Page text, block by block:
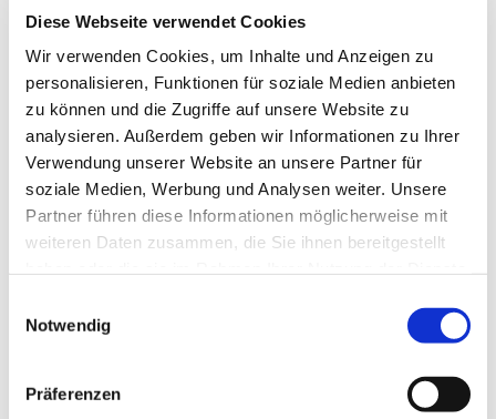
Diese Webseite verwendet Cookies
Wir verwenden Cookies, um Inhalte und Anzeigen zu
personalisieren, Funktionen für soziale Medien anbieten
zu können und die Zugriffe auf unsere Website zu
analysieren. Außerdem geben wir Informationen zu Ihrer
Verwendung unserer Website an unsere Partner für
soziale Medien, Werbung und Analysen weiter. Unsere
Partner führen diese Informationen möglicherweise mit
weiteren Daten zusammen, die Sie ihnen bereitgestellt
Notwendig
Präferenzen